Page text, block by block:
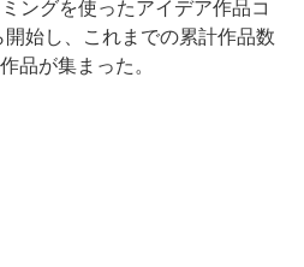
ングを使ったアイデア作品コ
始し、これまでの累計作品数
品が集まった。